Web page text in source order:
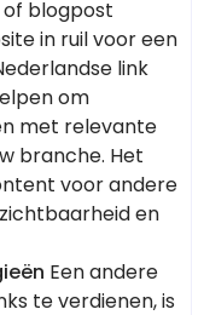
of blogpost
in ruil voor een
link
om
met relevante
branche. Het
voor andere
en
Een andere
te verdienen, is